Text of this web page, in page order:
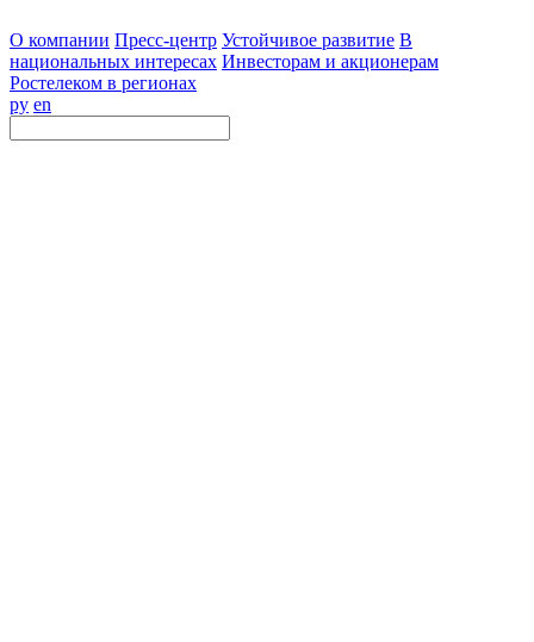
О компании Пресс-центр Устойчивое развитие В
национальных интересах Инвесторам и акционерам
Ростелеком в регионах
ру en